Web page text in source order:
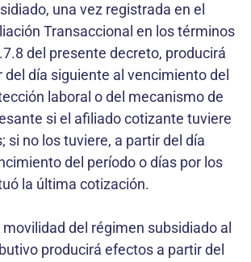
una vez registrada en el
Transaccional en los términos
del presente decreto, producirá
día siguiente al vencimiento del
laboral o del mecanismo de
si el afiliado cotizante tuviere
si no los tuviere, a partir del día
del período o días por los
la última cotización.
del régimen subsidiado al
producirá efectos a partir del